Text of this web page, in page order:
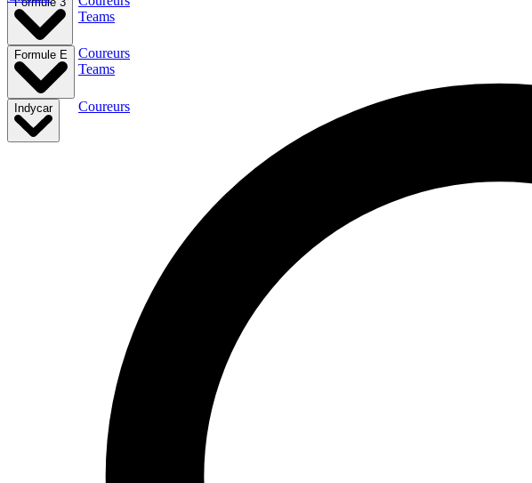
Teams
Formule E
Coureurs
Teams
Indycar Coureurs